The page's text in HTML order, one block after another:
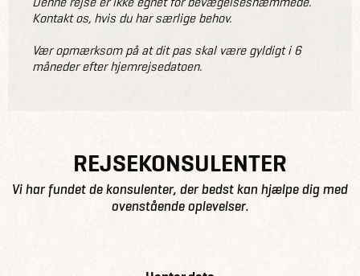
Kontakt os, hvis du har særlige behov.
Vær opmærksom på at dit pas skal være gyldigt i 6
måneder efter hjemrejsedatoen.
REJSEKONSULENTER
Vi har fundet de konsulenter, der bedst kan hjælpe dig med
ovenstående oplevelser.